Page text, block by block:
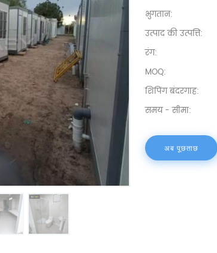
भुगतान:
उत्पाद की उत्पत्ति:
रंग:
MOQ:
शिपिंग बंदरगाह:
समय - सीमा:
अब पूछताछ